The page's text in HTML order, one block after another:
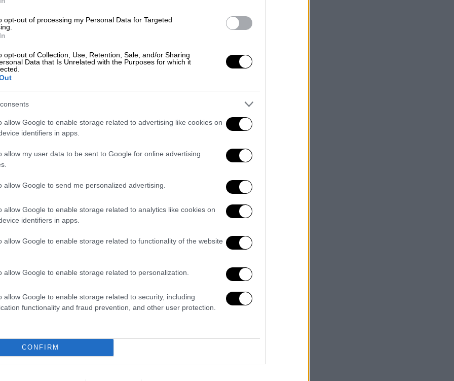
opt-out of processing my Personal Data for Targeted
opt-out of Collection, Use, Retention, Sale, and/or Sharing
Data that Is Unrelated with the Purposes for which it
allow Google to enable storage related to advertising like cookies on
identifiers in apps.
allow my user data to be sent to Google for online advertising
allow Google to send me personalized advertising.
allow Google to enable storage related to analytics like cookies on
identifiers in apps.
allow Google to enable storage related to functionality of the website
allow Google to enable storage related to personalization.
allow Google to enable storage related to security, including
functionality and fraud prevention, and other user protection.
CONFIRM
κρυφτεί στο σπίτι 19χρονης φίλης
λίγα 24ωρα νωρίτερα, καθώςένιωθε
στο σπίτι που έμενα
μάλιστα πως κατά τη φυγή της
μπορούσα να πέσω, ήμουνπάνω στη
σκιστεί τα ρούχα μου», ανέφερε.
λόγους που οδήγησαν την κόρη της να
πως
τις ελευθερίες της. Έβγαινε με ένα
είπαμε να μπει σε ένα πρόγραμμα.
τον τρόπο», είπε, σημειώνοντας ότι
κινήσεων στο προφίλ φίληςτης.
συνειδητοποίησε τις συνέπειες της
από τη μία να πάρω τηλέφωνο,
στη Λόρα
πίσω στο σπίτι σου
ανθρώπους που σε αγαπάνε».
έκκληση στους γονείς παιδιών που
τους, να κάνουν τα πάντα για να το